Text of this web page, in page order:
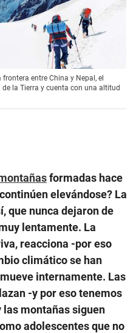
entre China y Nepal, el
la Tierra y cuenta con una altitud
formadas hace
elevándose? La
que nunca dejaron de
lentamente. La
reacciona -por eso
climático se han
internamente. Las
-y por eso tenemos
montañas siguen
adolescentes que no